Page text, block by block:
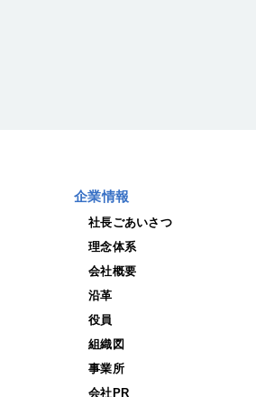
企業情報
社長ごあいさつ
理念体系
会社概要
沿革
役員
組織図
事業所
会社PR